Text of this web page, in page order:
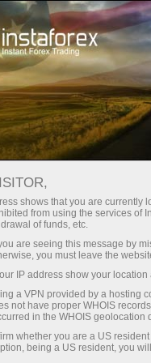
InstaForex के
लीवरेज, मार्केट में
कमीशन, और
फायदेमंद शर्तें।
छोटे
हर डिपॉजिट पर
30% बोनस
ट्रेडिंग में
और हाईवे पर गति
shows that you are currently
from using the services of
of funds, etc.
are seeing this message by
you must leave the
IP address show your location
a VPN provided by a hosting
not have proper WHOIS
in the WHOIS geolocation
whether you are a US
being a US resident, you